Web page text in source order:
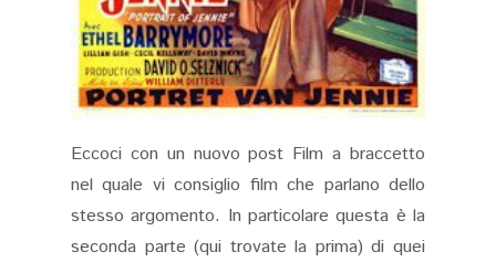
Eccoci con un nuovo post Film a braccetto
nel quale vi consiglio film che parlano dello
stesso argomento. In particolare questa è la
seconda parte (qui trovate la prima) di quei